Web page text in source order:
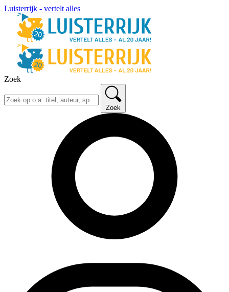
Luisterrijk - vertelt alles
Zoek
Zoek